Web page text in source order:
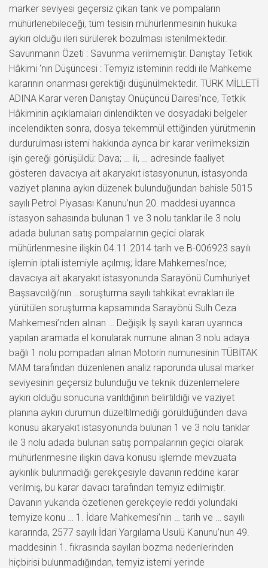
marker seviyesi geçersiz çıkan tank ve pompaların
mühürlenebileceği, tüm tesisin mühürlenmesinin hukuka
aykırı olduğu ileri sürülerek bozulması istenilmektedir.
Savunmanın Özeti : Savunma verilmemiştir. Danıştay Tetkik
Hâkimi ‘nın Düşüncesi : Temyiz isteminin reddi ile Mahkeme
kararının onanması gerektiği düşünülmektedir. TÜRK MİLLETİ
ADINA Karar veren Danıştay Onüçüncü Dairesi’nce, Tetkik
Hâkiminin açıklamaları dinlendikten ve dosyadaki belgeler
incelendikten sonra, dosya tekemmül ettiğinden yürütmenin
durdurulması istemi hakkında ayrıca bir karar verilmeksizin
işin gereği görüşüldü: Dava; … ili, … adresinde faaliyet
gösteren davacıya ait akaryakıt istasyonunun, istasyonda
vaziyet planına aykırı düzenek bulunduğundan bahisle 5015
sayılı Petrol Piyasası Kanunu’nun 20. maddesi uyarınca
istasyon sahasında bulunan 1 ve 3 nolu tanklar ile 3 nolu
adada bulunan satış pompalarının geçici olarak
mühürlenmesine ilişkin 04.11.2014 tarih ve B-006923 sayılı
işlemin iptali istemiyle açılmış; İdare Mahkemesi’nce;
davacıya ait akaryakıt istasyonunda Sarayönü Cumhuriyet
Başsavcılığı’nın …soruşturma sayılı tahkikat evrakları ile
yürütülen soruşturma kapsamında Sarayönü Sulh Ceza
Mahkemesi’nden alınan … Değişik İş sayılı kararı uyarınca
yapılan aramada el konularak numune alınan 3 nolu adaya
bağlı 1 nolu pompadan alınan Motorin numunesinin TÜBİTAK
MAM tarafından düzenlenen analiz raporunda ulusal marker
seviyesinin geçersiz bulunduğu ve teknik düzenlemelere
aykırı olduğu sonucuna varıldığının belirtildiği ve vaziyet
planına aykırı durumun düzeltilmediği görüldüğünden dava
konusu akaryakıt istasyonunda bulunan 1 ve 3 nolu tanklar
ile 3 nolu adada bulunan satış pompalarının geçici olarak
mühürlenmesine ilişkin dava konusu işlemde mevzuata
aykırılık bulunmadığı gerekçesiyle davanın reddine karar
verilmiş, bu karar davacı tarafından temyiz edilmiştir.
Davanın yukarıda özetlenen gerekçeyle reddi yolundaki
temyize konu … 1. İdare Mahkemesi’nin … tarih ve … sayılı
kararında, 2577 sayılı İdari Yargılama Usulü Kanunu’nun 49.
maddesinin 1. fıkrasında sayılan bozma nedenlerinden
hiçbirisi bulunmadığından, temyiz istemi yerinde